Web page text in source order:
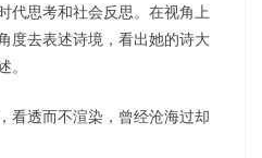
代思考和社会反思。在视角上
度去表述诗境，看出她的诗大
看透而不渲染，曾经沧海过却